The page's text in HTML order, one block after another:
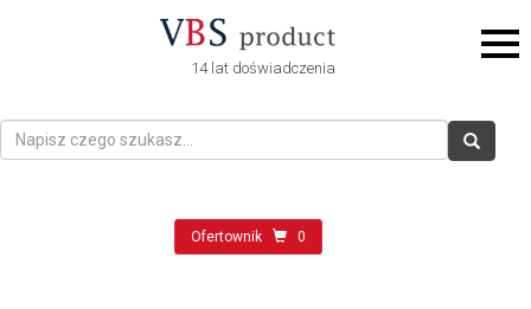
14 lat doświadczenia
Ofertownik 0